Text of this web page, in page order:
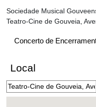
Sociedade Musical
Teatro-Cine de Gouveia,
Concerto de
Local